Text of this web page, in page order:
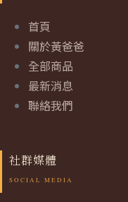
首頁
關於黃爸爸
全部商品
最新消息
聯絡我們
社群媒體